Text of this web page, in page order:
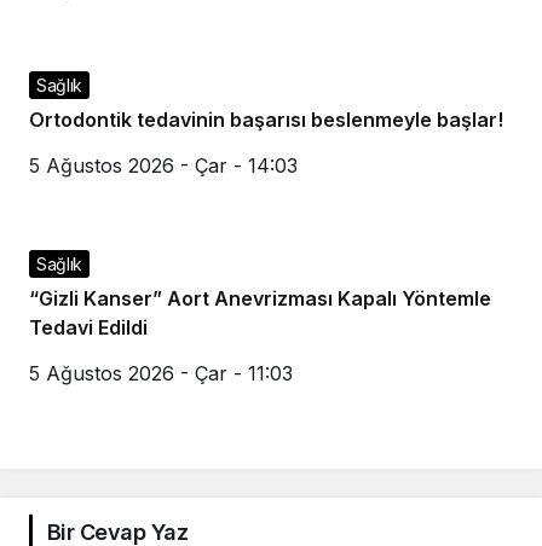
Sağlık
Ortodontik tedavinin başarısı beslenmeyle başlar!
5 Ağustos 2026 - Çar - 14:03
Sağlık
“Gizli Kanser” Aort Anevrizması Kapalı Yöntemle
Tedavi Edildi
5 Ağustos 2026 - Çar - 11:03
Bir Cevap Yaz